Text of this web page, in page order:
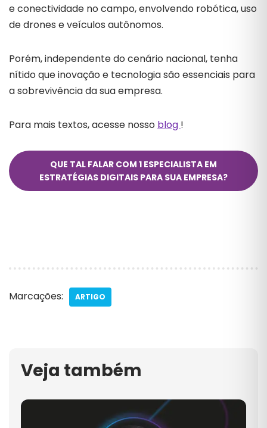
e conectividade no campo, envolvendo robótica, uso
de drones e veículos autônomos.
Porém, independente do cenário nacional, tenha
nítido que inovação e tecnologia são essenciais para
a sobrevivência da sua empresa.
Para mais textos, acesse nosso blog !
QUE TAL FALAR COM 1 ESPECIALISTA EM
ESTRATÉGIAS DIGITAIS PARA SUA EMPRESA?
Marcações: ARTIGO
Veja também